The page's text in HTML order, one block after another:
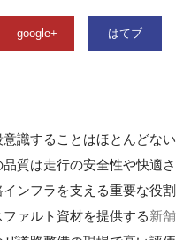
google+ はてブ
識することはほとんどない
質は走行の安全性や快適さ
ンフラを支える重要な役割
ァルト資材を提供する新舗